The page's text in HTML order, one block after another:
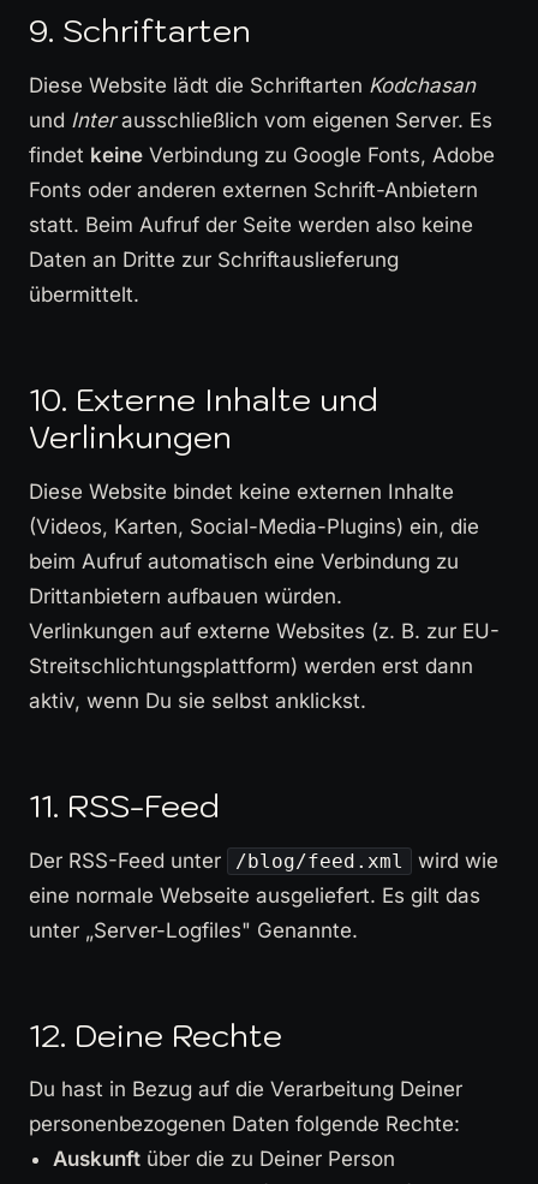
9. Schriftarten
Diese Website lädt die Schriftarten Kodchasan
und Interausschließlich vom eigenen Server. Es
findet keine Verbindung zu Google Fonts, Adobe
Fonts oder anderen externen Schrift-Anbietern
statt. Beim Aufruf der Seite werden also keine
Daten an Dritte zur Schriftauslieferung
übermittelt.
10. Externe Inhalte und
Verlinkungen
Diese Website bindet keine externen Inhalte
(Videos, Karten, Social-Media-Plugins) ein, die
beim Aufruf automatisch eine Verbindung zu
Drittanbietern aufbauen würden.
Verlinkungen auf externe Websites (z. B. zur EU-
Streitschlichtungsplattform) werden erst dann
aktiv, wenn Du sie selbst anklickst.
11. RSS-Feed
Der RSS-Feed unter /blog/feed.xml
wird wie
eine normale Webseite ausgeliefert. Es gilt das
unter „Server-Logfiles" Genannte.
12. Deine Rechte
Du hast in Bezug auf die Verarbeitung Deiner
personenbezogenen Daten folgende Rechte:
Auskunft über die zu Deiner Person